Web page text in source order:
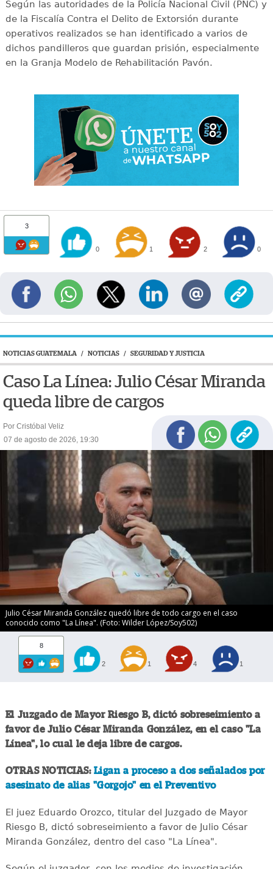
Según las autoridades de la Policía Nacional Civil (PNC) y
de la Fiscalía Contra el Delito de Extorsión durante
operativos realizados se han identificado a varios de
dichos pandilleros que guardan prisión, especialmente
en la Granja Modelo de Rehabilitación Pavón.
3
0 1 2 0
NOTICIAS GUATEMALA / NOTICIAS / SEGURIDAD Y JUSTICIA
Caso La Línea: Julio César Miranda
queda libre de cargos
Por Cristóbal Veliz
07 de agosto de 2026, 19:30
Julio César Miranda González quedó libre de todo cargo en el caso
conocido como "La Línea". (Foto: Wilder López/Soy502)
8
2 1 4 1
El Juzgado de Mayor Riesgo B, dictó sobreseimiento a
favor de Julio César Miranda González, en el caso "La
Línea", lo cual le deja libre de cargos.
OTRAS NOTICIAS: Ligan a proceso a dos señalados por
asesinato de alias "Gorgojo" en el Preventivo
El juez Eduardo Orozco, titular del Juzgado de Mayor
Riesgo B, dictó sobreseimiento a favor de Julio César
Miranda González, dentro del caso "La Línea".